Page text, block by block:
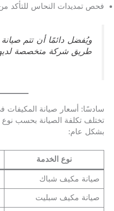
فحص تمديدات النحاس للتأكد
ويُفضل دائمًا أن تتم
طريق شركة متخصصة
سادسًا: أسعار صيانة المكيفات
تختلف تكلفة الصيانة بحسب
بشكل عام:
نوع الخدمة
صيانة مكيف شباك
صيانة مكيف سبليت